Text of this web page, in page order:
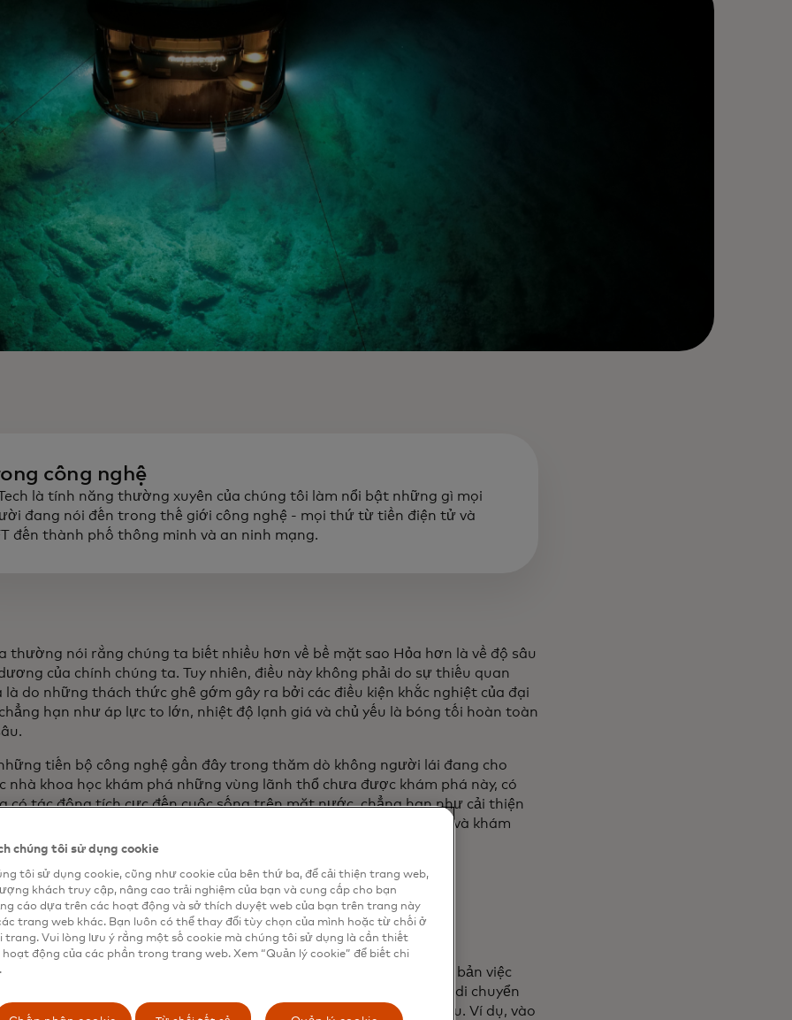
công nghệ
Tech là tính năng thường xuyên của chúng tôi làm nổi bật những gì mọi
đang nói đến trong thế giới công nghệ - mọi thứ từ tiền điện tử và
đến thành phố thông minh và an ninh mạng.
thường nói rằng chúng ta biết nhiều hơn về bề mặt sao Hỏa hơn là về độ sâu
của chính chúng ta. Tuy nhiên, điều này không phải do sự thiếu quan
là do những thách thức ghê gớm gây ra bởi các điều kiện khắc nghiệt của đại
hạn như áp lực to lớn, nhiệt độ lạnh giá và chủ yếu là bóng tối hoàn toàn
tiến bộ công nghệ gần đây trong thăm dò không người lái đang cho
nhà khoa học khám phá những vùng lãnh thổ chưa được khám phá này, có
có tác động tích cực đến cuộc sống trên mặt nước, chẳng hạn như cải thiện
khí hậu hiện tại, tăng cường thực hành đánh bắt cá bền vững và khám
y sinh từ các sinh vật biển sâu.
bề mặt trong thám hiểm biển sâu
bộ trong phương tiện tự hành dưới nước (AUV) đã thay đổi cơ bản việc
đại dương. Những tàu ngầm robot này có thể hoạt động độc lập, di chuyển
của đại dương mà không cần bất kỳ thủy thủ đoàn nào trên tàu. Ví dụ, vào
chúng tôi sử dụng cookie
tôi sử dụng cookie, cũng như cookie của bên thứ ba, để cải thiện trang web,
khách truy cập, nâng cao trải nghiệm của bạn và cung cấp cho bạn
cáo dựa trên các hoạt động và sở thích duyệt web của bạn trên trang này
trang web khác. Bạn luôn có thể thay đổi tùy chọn của mình hoặc từ chối ở
trang. Vui lòng lưu ý rằng một số cookie mà chúng tôi sử dụng là cần thiết
hoạt động của các phần trong trang web. Xem “Quản lý cookie” để biết chi